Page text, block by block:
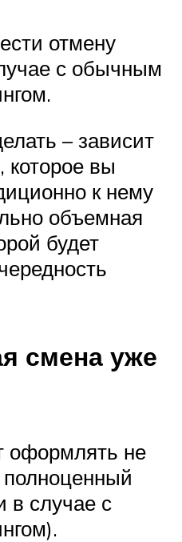
отмену
с обычным
– зависит
которое вы
к нему
объемная
будет
смена уже
оформлять не
полноценный
в случае с